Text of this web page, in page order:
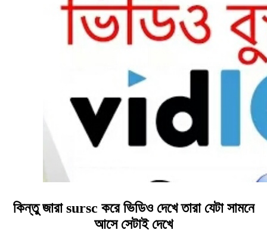
কিন্তু জারা sursc করে ভিডিও দেখে তারা যেটা সামনে
আসে সেটাই দেখে